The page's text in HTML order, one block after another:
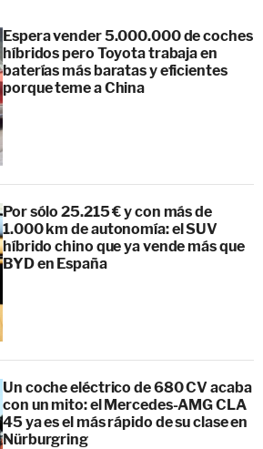
Espera vender 5.000.000 de coches
híbridos pero Toyota trabaja en
baterías más baratas y eficientes
porque teme a China
Por sólo 25.215 € y con más de
1.000 km de autonomía: el SUV
híbrido chino que ya vende más que
BYD en España
Un coche eléctrico de 680 CV acaba
con un mito: el Mercedes-AMG CLA
45 ya es el más rápido de su clase en
Nürburgring